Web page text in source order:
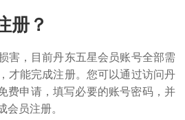
册？
害，目前丹东五星会员账号全部需
才能完成注册。您可以通过访问丹
费申请，填写必要的账号密码，并
会员注册。